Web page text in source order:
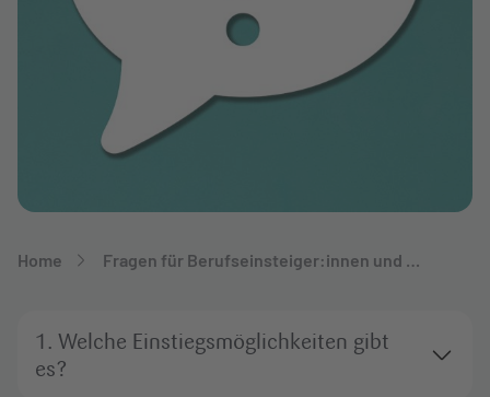
Breadcrumb-Navigation
Home Fragen für Berufseinsteiger:innen und …
1. Welche Einstiegsmöglichkeiten gibt
es?